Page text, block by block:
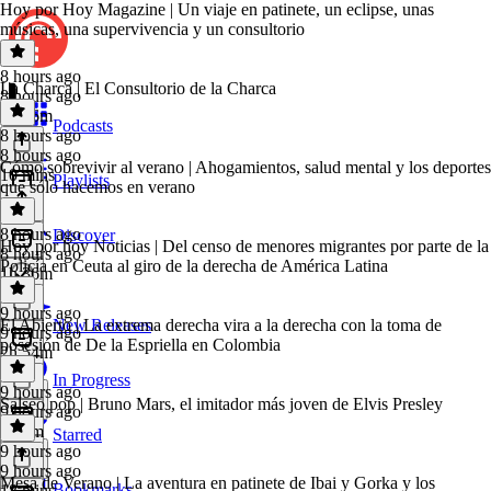
Podcasts
Playlists
Discover
New Releases
In Progress
Starred
Hoy por Hoy Magazine | Un viaje en patinete, un eclipse, unas
músicas, una supervivencia y un consultorio
8 hours ago
8 hours ago
1h 36m
La Charca | El Consultorio de la Charca
8 hours ago
8 hours ago
10 mins
Cómo sobrevivir al verano | Ahogamientos, salud mental y los deportes
que sólo hacemos en verano
8 hours ago
8 hours ago
1h 36m
Hoy por hoy Noticias | Del censo de menores migrantes por parte de la
Policía en Ceuta al giro de la derecha de América Latina
9 hours ago
9 hours ago
2h 54m
El Abierto | La extrema derecha vira a la derecha con la toma de
posesión de De la Espriella en Colombia
9 hours ago
9 hours ago
1h 9m
Salseo pop | Bruno Mars, el imitador más joven de Elvis Presley
9 hours ago
9 hours ago
Mesa de Verano | La aventura en patinete de Ibai y Gorka y los